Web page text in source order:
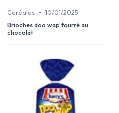
Céréales • 10/01/2025
Brioches doo wap fourré au
chocolat